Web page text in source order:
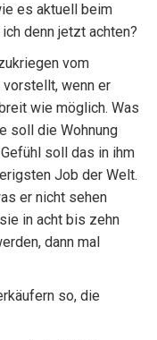
es aktuell beim
denn jetzt achten?
vom
vorstellt, wenn er
wie möglich. Was
soll die Wohnung
soll das in ihm
Job der Welt.
er nicht sehen
in acht bis zehn
dann mal
so, die